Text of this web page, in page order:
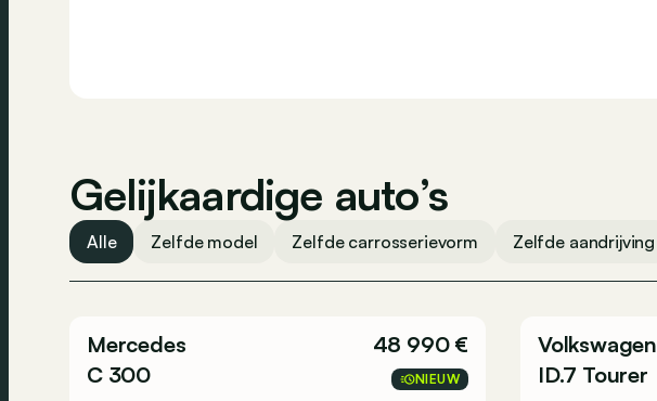
Gelijkaardige auto’s
Alle Zelfde model Zelfde carrosserievorm Zelfde aandrijving
Mercedes
C 300
48 990 €
NIEUW
Volkswagen
ID.7 Tourer